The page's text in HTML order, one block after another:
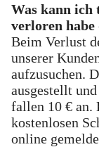
Was kann ich
verloren habe
Beim Verlust
unserer
aufzusuchen.
ausgestellt
fallen 10 € an.
kostenlosen
online